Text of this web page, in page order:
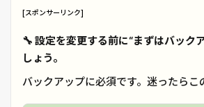
[スポンサーリンク]
🔧 設定を変更する前に“まずはバック
しょう。
バックアップに必須です。迷ったらこ